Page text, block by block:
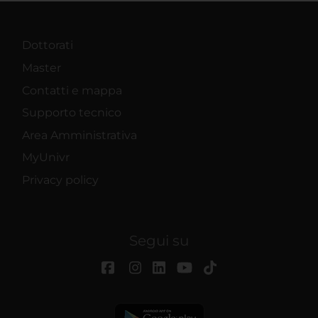
Dottorati
Master
Contatti e mappa
Supporto tecnico
Area Amministrativa
MyUnivr
Privacy policy
Segui su